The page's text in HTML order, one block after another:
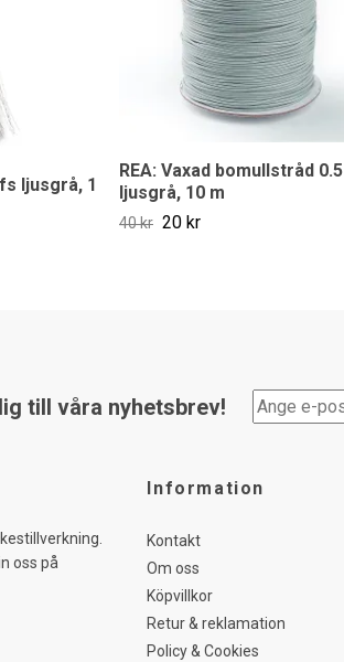
ljusgrå, 1
REA: Vaxad bomullstråd
ljusgrå, 10 m
40 kr 20 kr
till våra nyhetsbrev!
oss på
Information
Kontakt
Om oss
Köpvillkor
Retur & reklamation
Policy & Cookies